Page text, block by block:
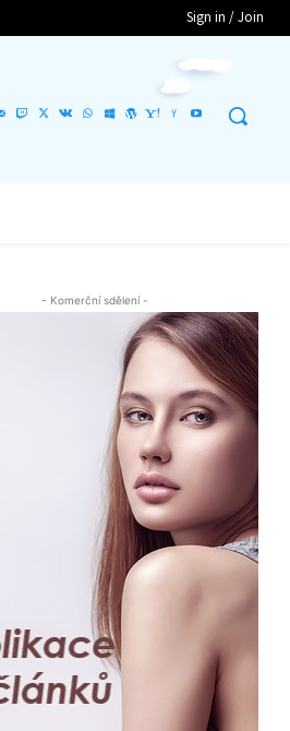
Sign in / Join
- Komerční sdělení -